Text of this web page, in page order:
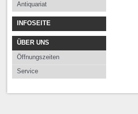
Antiquariat
INFOSEITE
ÜBER UNS
Öffnungszeiten
Service